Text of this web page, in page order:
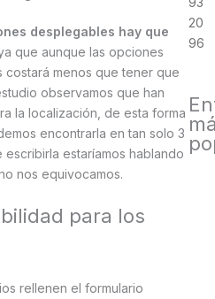
desplegables hay que
que aunque las opciones
costará menos que tener que
observamos que han
la localización, de esta forma
encontrarla en tan solo 3
estaríamos hablando
nos equivocamos.
para los
rellenen el formulario
20
96